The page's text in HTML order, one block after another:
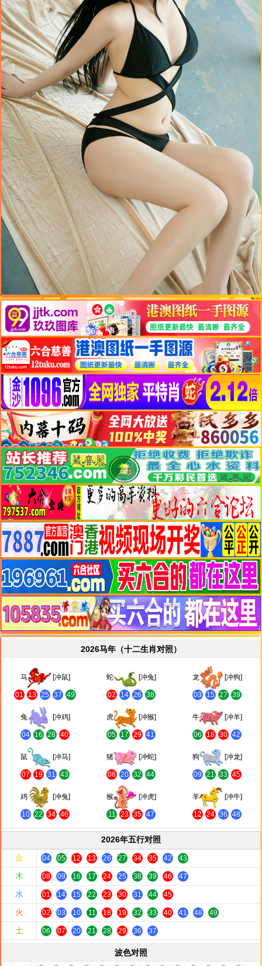
2026马年（十二生肖对照）
马 [冲鼠]
01 13 25 37 49
蛇 [冲兔]
02 14 26 38
龙 [冲狗]
03 15 27 39
兔 [冲鸡]
04 16 28 40
虎 [冲猴]
05 17 29 41
牛 [冲羊]
06 18 30 42
鼠 [冲马]
07 19 31 43
猪 [冲蛇]
08 20 32 44
狗 [冲龙]
09 21 33 45
鸡 [冲兔]
10 22 34 46
猴 [冲虎]
11 23 35 47
羊 [冲牛]
12 24 36 48
2026年五行对照
金
04 05 12 13 26 27 34 35 42 43
木 08 09 16 17 24 25 38 39 46 47
水 01 14 15 22 23 30 31 44 45
火 02 03 10 11 18 19 32 33 40 41 48 49
土 06 07 20 21 28 29 36 37
波色对照